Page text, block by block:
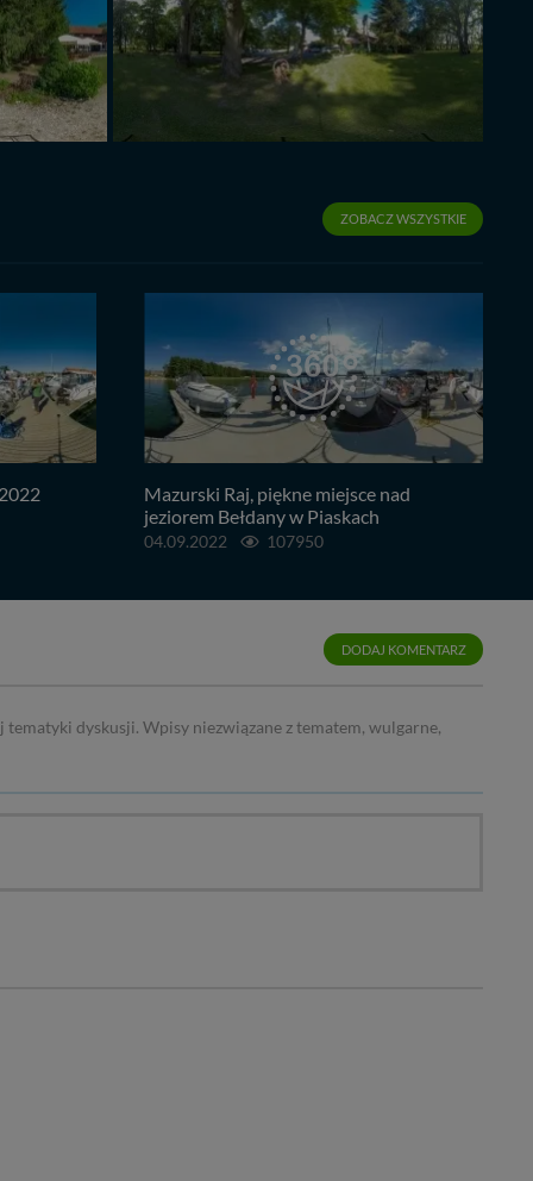
ZOBACZ WSZYSTKIE
Mazurski Raj, piękne miejsce nad
jeziorem Bełdany w Piaskach
04.09.2022 107950
DODAJ KOMENTARZ
dyskusji. Wpisy niezwiązane z tematem, wulgarne,